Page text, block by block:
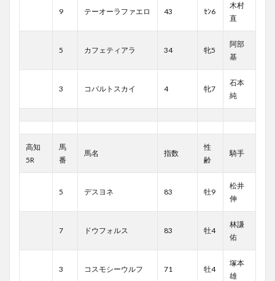
9 テーオーラファエロ 43 ｾﾝ6
木村
直
5 カフェティアラ 34 牝5
阿部
基
3 コバルトスカイ 4 牝7
石本
純
高知
5R
馬
番
馬名 指数
性
齢
騎手
5 デスヨネ 83 牡9
松井
伸
7 ドウフォルス 83 牡4
林謙
佑
3 コスモシーウルフ 71 牡4
塚本
雄